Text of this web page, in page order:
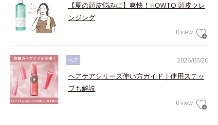
【夏の頭皮悩みに】爽快！HOWTO 頭皮クレ
ンジング
0 view
2026/06/20
ヘア
ヘアケアシリーズ使い方ガイド｜使用ステッ
プも解説
0 view